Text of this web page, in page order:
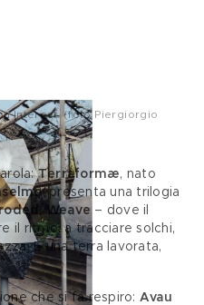
Interest. (foto Piergiorgio
Terraformæ, nato
, presenta una trilogia
Weave – dove il
il ritmo, a tracciare solchi,
È una terra lavorata,
che si fa respiro: Avau